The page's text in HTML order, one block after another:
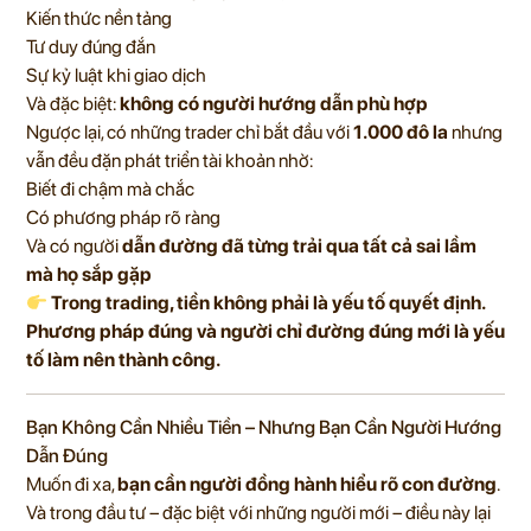
Kiến thức nền tảng
Tư duy đúng đắn
Sự kỷ luật khi giao dịch
Và đặc biệt:không có người hướng dẫn phù hợp
Ngược lại, có những trader chỉ bắt đầu với1.000 đô la nhưng
vẫn đều đặn phát triển tài khoản nhờ:
Biết đi chậm mà chắc
Có phương pháp rõ ràng
Và có ngườidẫn đường đã từng trải qua tất cả sai lầm
mà họ sắp gặp
Trong trading, tiền không phải là yếu tố quyết định.
Phương pháp đúng và người chỉ đường đúng mới là yếu
tố làm nên thành công.
Bạn Không Cần Nhiều Tiền – Nhưng Bạn Cần Người Hướng
Dẫn Đúng
Muốn đi xa,bạn cần người đồng hành hiểu rõ con đường.
Và trong đầu tư – đặc biệt với những người mới – điều này lại